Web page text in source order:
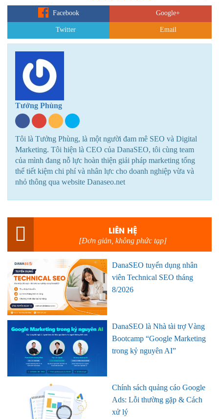
Facebook Google+
Twitter Email
Tưởng Phùng
Tôi là Tưởng Phùng, là một người đam mê SEO và Digital
Marketing. Tôi hiện là CEO của DanaSEO, tôi cùng team
của mình đang nỗ lực hoàn thiện giải pháp marketing tổng
thể tiết kiệm chi phí và nhân lực cho doanh nghiệp vừa và
nhỏ thông qua website Danaseo.net
LIÊN HỆ
[Đơn giản, không phức tạp]
DanaSEO tuyển dụng nhân
viên Technical SEO tháng
8/2026
DanaSEO là Nhà tài trợ Vàng
Bootcamp “Google Marketing
trong kỷ nguyên AI”
Chính sách quảng cáo Google
Ads: Lỗi thường gặp & Cách
xử lý